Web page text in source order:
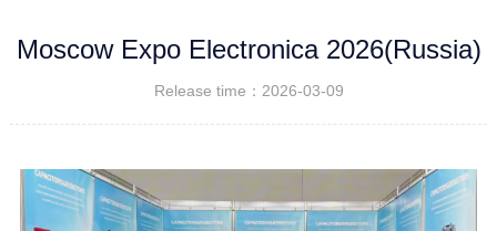
Moscow Expo Electronica 2026(Russia)
Release time：2026-03-09